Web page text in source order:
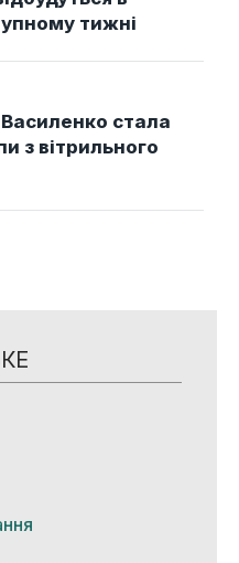
тижні
стала
з вітрильного